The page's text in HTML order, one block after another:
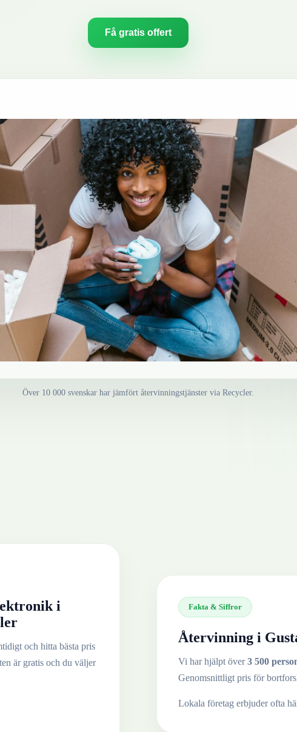
Få gratis offert
Över 10 000 svenskar har jämfört återvinningstjänster via Recycler.
i
och hitta bästa pris
är gratis och du väljer
Fakta & Siffror
Återvinning i
Vi har hjälpt över3 500
Genomsnittligt pris för
Lokala företag erbjuder ofta